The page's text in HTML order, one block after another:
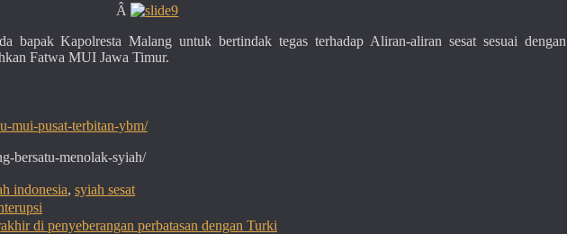
Â
bapak Kapolresta Malang untuk bertindak tegas terhadap Aliran-aliran sesat sesuai dengan
Fatwa MUI Jawa Timur.
mui-pusat-terbitan-ybm/
bersatu-menolak-syiah/
indonesia, syiah sesat
di penyeberangan perbatasan dengan Turki